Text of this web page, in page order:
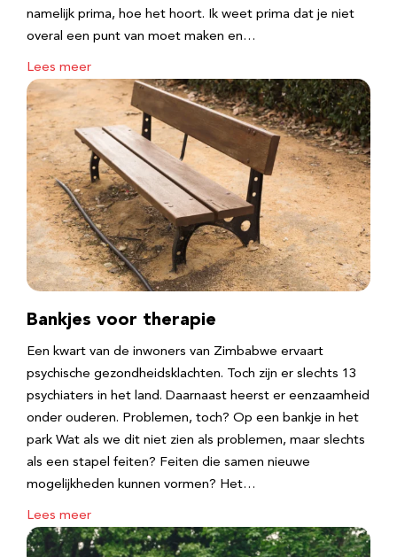
namelijk prima, hoe het hoort. Ik weet prima dat je niet
overal een punt van moet maken en…
Lees meer
Bankjes voor therapie
Een kwart van de inwoners van Zimbabwe ervaart
psychische gezondheidsklachten. Toch zijn er slechts 13
psychiaters in het land. Daarnaast heerst er eenzaamheid
onder ouderen. Problemen, toch? Op een bankje in het
park Wat als we dit niet zien als problemen, maar slechts
als een stapel feiten? Feiten die samen nieuwe
mogelijkheden kunnen vormen? Het…
Lees meer